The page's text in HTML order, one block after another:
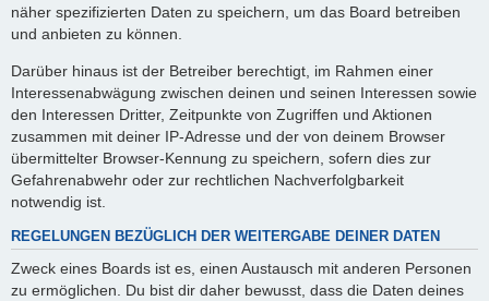
näher spezifizierten Daten zu speichern, um das Board betreiben
und anbieten zu können.
Darüber hinaus ist der Betreiber berechtigt, im Rahmen einer
Interessenabwägung zwischen deinen und seinen Interessen sowie
den Interessen Dritter, Zeitpunkte von Zugriffen und Aktionen
zusammen mit deiner IP-Adresse und der von deinem Browser
übermittelter Browser-Kennung zu speichern, sofern dies zur
Gefahrenabwehr oder zur rechtlichen Nachverfolgbarkeit
notwendig ist.
REGELUNGEN BEZÜGLICH DER WEITERGABE DEINER DATEN
Zweck eines Boards ist es, einen Austausch mit anderen Personen
zu ermöglichen. Du bist dir daher bewusst, dass die Daten deines